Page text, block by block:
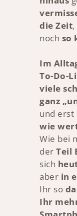
die Zeit
noch so
Im
To-Do-
viele
ganz
und erst
wie
Wie bei
der Teil
sich
aber in
Ihr so
Ihr